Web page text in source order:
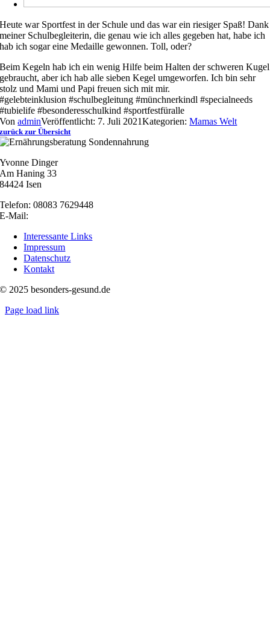
Heute war Sportfest in der Schule und das war ein riesiger Spaß! Dank
meiner Schulbegleiterin, die genau wie ich alles gegeben hat, habe ich
hab ich sogar eine Medaille gewonnen. Toll, oder?
Beim Kegeln hab ich ein wenig Hilfe beim Halten der schweren Kugel
gebraucht, aber ich hab alle sieben Kegel umgeworfen. Ich bin sehr
stolz und Mami und Papi freuen sich mit mir.
#gelebteinklusion #schulbegleitung #münchnerkindl #specialneeds
#tubielife #besonderesschulkind #sportfestfüralle
VonadminVeröffentlicht: 7. Juli 2021Kategorien:Mamas Welt
zurück zur Übersicht
Yvonne Dinger
Am Haning 33
84424 Isen
Telefon: 08083 7629448
E-Mail:
Interessante Links
Impressum
Datenschutz
Kontakt
© 2025 besonders-gesund.de
Page load link